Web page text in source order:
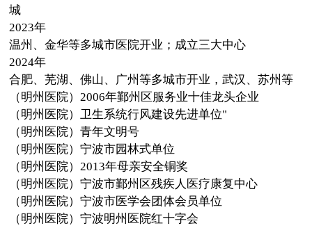
城
2023年
温州、金华等多城市医院开业；成立三大中心
2024年
合肥、芜湖、佛山、广州等多城市开业，武汉、苏州等
（明州医院）2006年鄞州区服务业十佳龙头企业
（明州医院）卫生系统行风建设先进单位"
（明州医院）青年文明号
（明州医院）宁波市园林式单位
（明州医院）2013年母亲安全铜奖
（明州医院）宁波市鄞州区残疾人医疗康复中心
（明州医院）宁波市医学会团体会员单位
（明州医院）宁波明州医院红十字会